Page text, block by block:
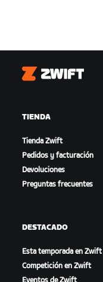
Zwift
TIENDA
Tienda Zwift
Pedidos y facturación
Devoluciones
Preguntas frecuentes
DESTACADO
Esta temporada en Zwift
Competición en Zwift